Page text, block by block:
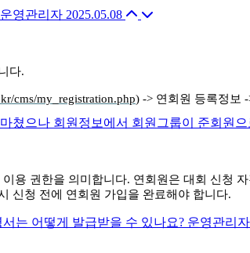
운영관리자 2025.05.08
다.
cms/my_registration.php) -> 연회원 등록정보
쳤으나 회원정보에서 회원그룹이 준회원
용 권한을 의미합니다. 연회원은 대회 신청
신청 전에 연회원 가입을 완료해야 합니다.
는 어떻게 발급받을 수 있나요? 운영관리자